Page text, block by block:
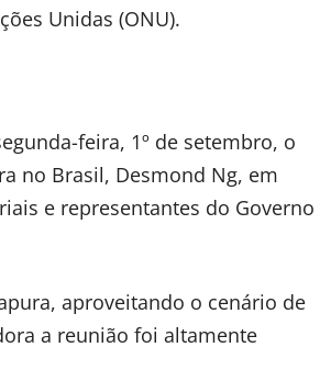
Unidas (ONU).
feira, 1º de setembro, o
no Brasil, Desmond Ng, em
e representantes do Governo
aproveitando o cenário de
a reunião foi altamente